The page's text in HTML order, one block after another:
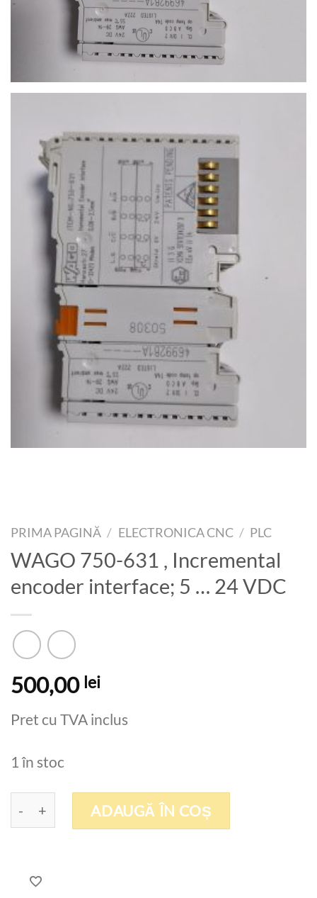
PRIMA PAGINĂ / ELECTRONICA CNC / PLC
WAGO 750-631 , Incremental
encoder interface; 5 … 24 VDC
500,00 lei
Pret cu TVA inclus
1 în stoc
Cantitate WAGO 750-631 , Incremental encoder
ADAUGĂ ÎN COȘ